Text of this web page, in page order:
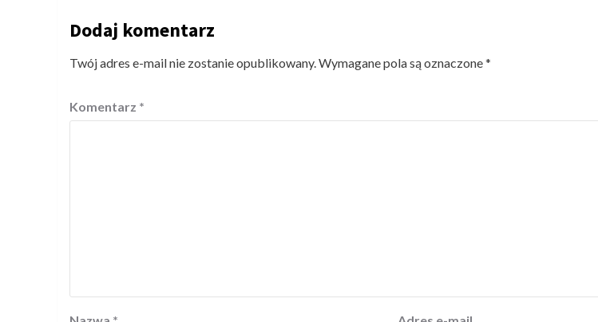
Dodaj komentarz
Twój adres e-mail nie zostanie opublikowany.Wymagane pola są oznaczone*
Komentarz *